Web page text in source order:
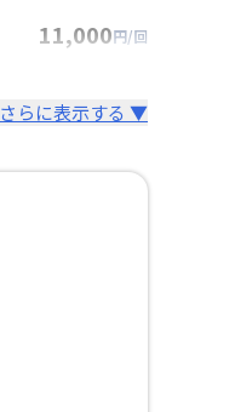
11,000円/回
さらに表示する ▼